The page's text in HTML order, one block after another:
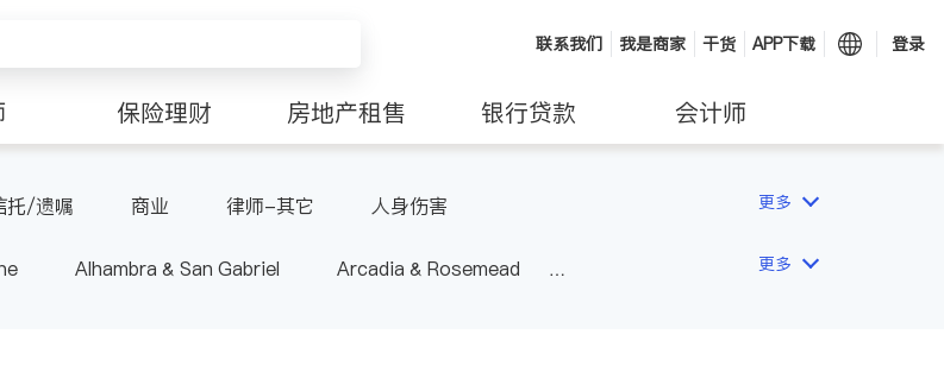
联系我们 我是商家 干货 APP下载 登录
保险理财 房地产租售 银行贷款 会计师
托/遗嘱 商业 律师-其它 人身伤害 更多
Alhambra & San Gabriel
Arcadia & Rosemead
更多